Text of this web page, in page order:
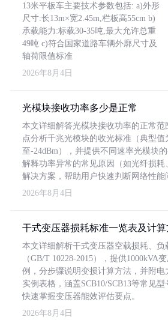
13米平板车主要技术参数包括: a)外形
尺寸:长13m×宽2.45m,栏板高55cm b)
承载能力:标载30-35吨,最大允许总重
49吨 c)符合国家道路车辆外廓尺寸及
轴荷限值标准
2026年8月4日
光模块接收功率多少是正常
本文详细解答光模块接收功率的正常范
点分析千兆光模块的收光标准（典型值
至-24dBm），并提供不同速率光模块
解释功率异常的常见原因（如光纤损耗
解决方案，帮助用户快速判断网络性能
2026年8月4日
干式变压器损耗标准一览表及计
本文详细解析干式变压器空载损耗、负
（GB/T 10228-2015），提供1000kVA
例，分步骤说明变损计算方法，并附电
实例表格，涵盖SCB10/SCB13等常见
快速掌握变压器能效评估要点。
2026年8月4日